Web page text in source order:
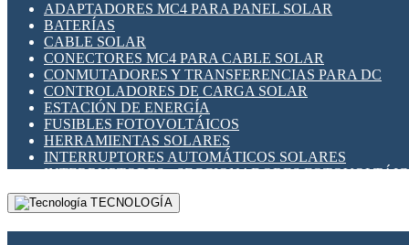
ADAPTADORES MC4 PARA PANEL SOLAR
BATERÍAS
CABLE SOLAR
CONECTORES MC4 PARA CABLE SOLAR
CONMUTADORES Y TRANSFERENCIAS PARA DC
CONTROLADORES DE CARGA SOLAR
ESTACIÓN DE ENERGÍA
FUSIBLES FOTOVOLTÁICOS
HERRAMIENTAS SOLARES
INTERRUPTORES AUTOMÁTICOS SOLARES
INTERRUPTORES - SECCIONADORES
MONTAJE PANEL SOLAR
PORTA FUSIBLES Y SECCIONADORES
TECNOLOGÍA